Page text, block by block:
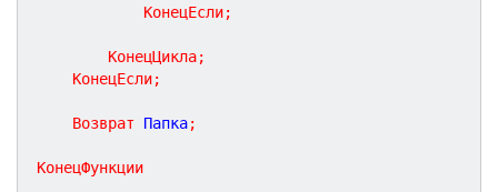
КонецЕсли;
КонецЦикла;
КонецЕсли;
Возврат Папка;
КонецФункции